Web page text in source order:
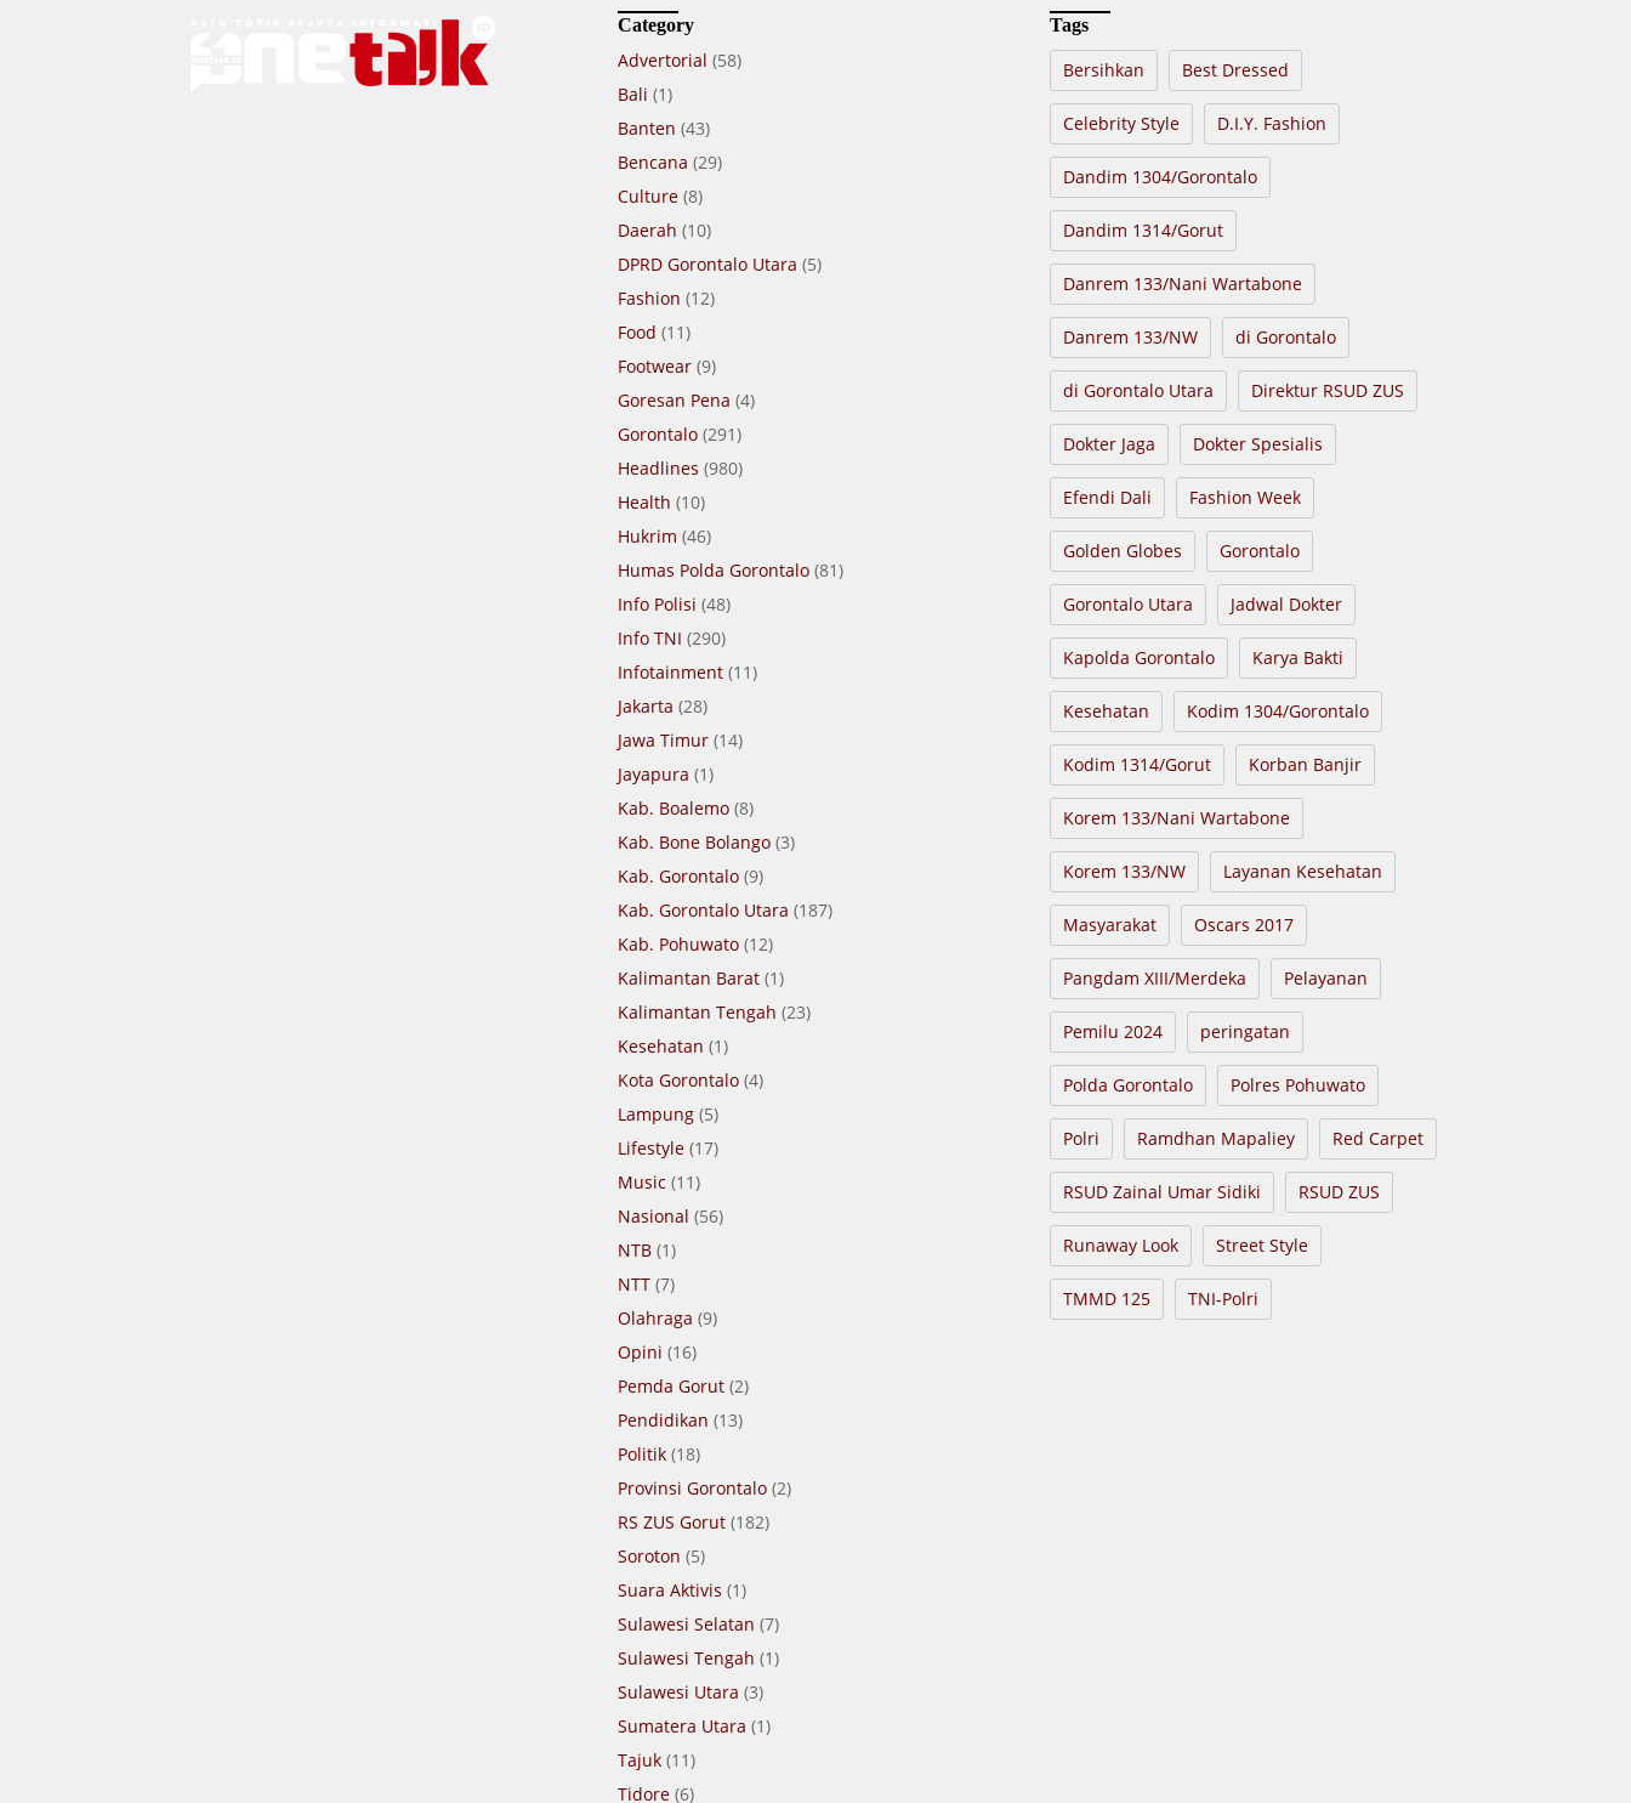
Category
Advertorial (58)
Bali (1)
Banten (43)
Bencana (29)
Culture(8)
Daerah (10)
DPRD Gorontalo Utara (5)
Fashion (12)
Food (11)
Footwear(9)
Goresan Pena (4)
Gorontalo(291)
Headlines (980)
Health (10)
Hukrim (46)
Humas Polda Gorontalo(81)
Info Polisi (48)
Info TNI (290)
Infotainment(11)
Jakarta (28)
Jawa Timur(14)
Jayapura (1)
Kab. Boalemo(8)
Kab. Bone Bolango(3)
Kab. Gorontalo(9)
Kab. Gorontalo Utara (187)
Kab. Pohuwato(12)
Kalimantan Barat(1)
Kalimantan Tengah (23)
Kesehatan (1)
Kota Gorontalo(4)
Lampung(5)
Lifestyle(17)
Music (11)
Nasional (56)
NTB(1)
NTT(7)
Olahraga (9)
Opini (16)
Pemda Gorut(2)
Pendidikan (13)
Politik(18)
Provinsi Gorontalo(2)
RS ZUS Gorut(182)
Soroton (5)
Suara Aktivis (1)
Sulawesi Selatan (7)
Sulawesi Tengah (1)
Sulawesi Utara (3)
Sumatera Utara (1)
Tajuk(11)
Tidore(6)
Tags
Bersihkan Best Dressed
Celebrity Style D.I.Y. Fashion
Dandim 1304/Gorontalo
Dandim 1314/Gorut
Danrem 133/Nani Wartabone
Danrem 133/NW di Gorontalo
di Gorontalo Utara Direktur RSUD ZUS
Dokter Jaga Dokter Spesialis
Efendi Dali Fashion Week
Golden Globes Gorontalo
Gorontalo Utara Jadwal Dokter
Kapolda Gorontalo Karya Bakti
Kesehatan Kodim 1304/Gorontalo
Kodim 1314/Gorut Korban Banjir
Korem 133/Nani Wartabone
Korem 133/NW Layanan Kesehatan
Masyarakat Oscars 2017
Pangdam XIII/Merdeka Pelayanan
Pemilu 2024 peringatan
Polda Gorontalo Polres Pohuwato
Polri Ramdhan Mapaliey Red Carpet
RSUD Zainal Umar Sidiki RSUD ZUS
Runaway Look Street Style
TMMD 125 TNI-Polri